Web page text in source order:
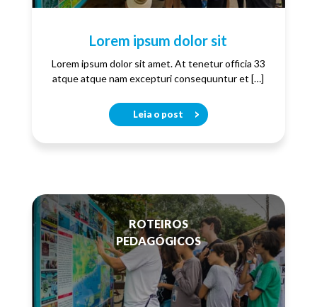
Lorem ipsum dolor sit
Lorem ipsum dolor sit amet. At tenetur officia 33
atque atque nam excepturi consequuntur et […]
Leia o post
ROTEIROS
PEDAGÓGICOS